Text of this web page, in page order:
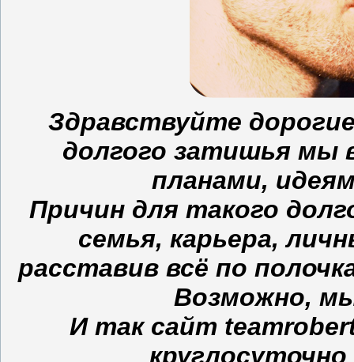
Здравствуйте
долгого затишья мы
планами,
Причин для такого
семья, карьера,
расставив всё по
Возможно,
И так сайт